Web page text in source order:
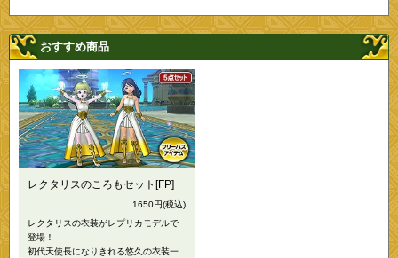
おすすめ商品
レクタリスのころもセット[FP]
1650円(税込)
レクタリスの衣装がレプリカモデルで
登場！
初代天使長になりきれる悠久の衣装一